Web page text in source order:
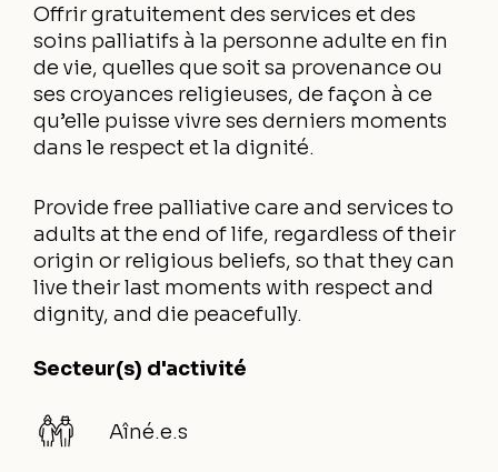
Offrir gratuitement des services et des
soins palliatifs à la personne adulte en fin
de vie, quelles que soit sa provenance ou
ses croyances religieuses, de façon à ce
qu’elle puisse vivre ses derniers moments
dans le respect et la dignité.
Provide free palliative care and services to
adults at the end of life, regardless of their
origin or religious beliefs, so that they can
live their last moments with respect and
dignity, and die peacefully.
Secteur(s) d'activité
Aîné.e.s